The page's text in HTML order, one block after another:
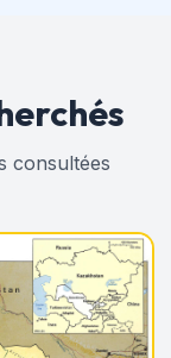
consultées